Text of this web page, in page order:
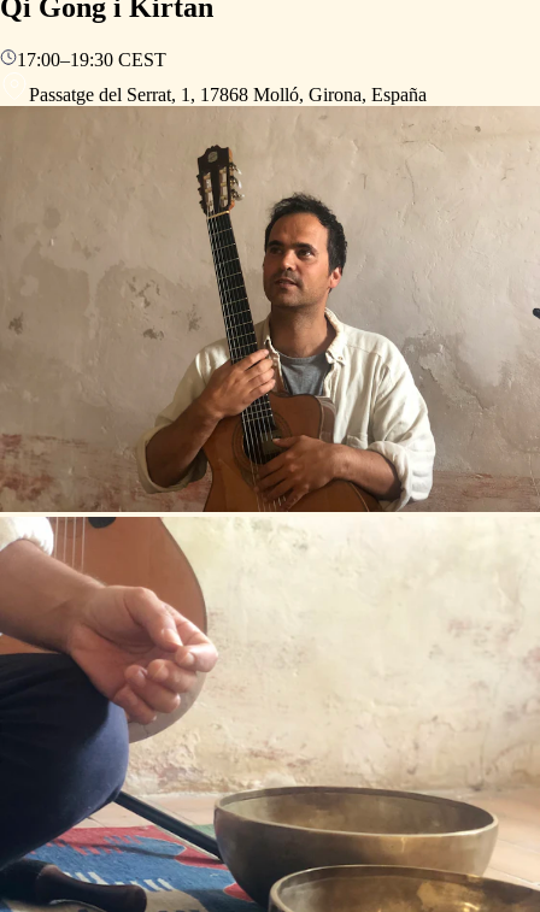
Qi Gong i Kirtan
17:00–19:30 CEST
Passatge del Serrat, 1, 17868 Molló, Girona, España